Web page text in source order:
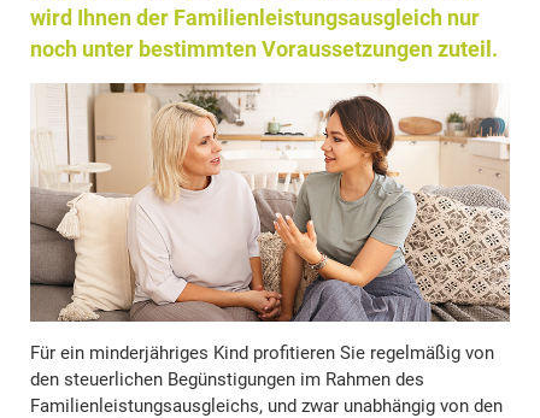
wird Ihnen der Familienleistungsausgleich nur
noch unter bestimmten Voraussetzungen zuteil.
Für ein minderjähriges Kind profitieren Sie regelmäßig von
den steuerlichen Begünstigungen im Rahmen des
Familienleistungsausgleichs, und zwar unabhängig von den